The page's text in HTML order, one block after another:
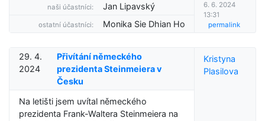
naši účastníci: Jan Lipavský
ostatní účastníci: Monika Sie Dhian Ho
6. 6. 2024
13:31
permalink
29. 4.
2024
Přivítání německého
prezidenta Steinmeiera v
Česku
Na letišti jsem uvítal německého
prezidenta Frank-Waltera Steinmeiera na
Kristyna
Plasilova